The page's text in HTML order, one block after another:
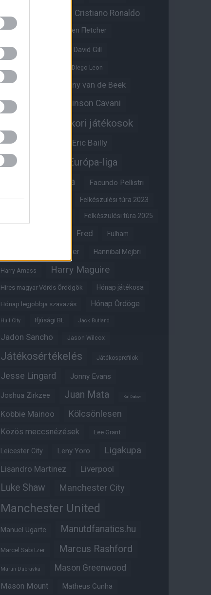
Cristiano Ronaldo
Crystal Palace Darren Fletcher
David De Gea David Gill
Diego Leon
Diogo Dalot
Donny van de Beek
Ed Woodward
Edinson Cavani
Egykori játékosok
Érdekességek Eric Bailly
Erik ten Hag Európa-liga
FA-kupa Facundo Pellistri
Felkészülési túra 2022 Felkészülési túra 2023
Felkészülési túra 2025
Fred Fulham
Glazer Hannibal Mejbri
Harry Amass Harry Maguire
Híres magyar Vörös Ördögök Hónap játékosa
Hónap legjobbja szavazás Hónap Ördöge
Hull City Ifjúsági BL Jack Butland
Jadon Sancho Jason Wilcox
Játékosértékelés Játékosprofilok
Jesse Lingard Jonny Evans
Joshua Zirkzee Juan Mata Karl Darlow
Kobbie Mainoo Kölcsönlesen
Közös meccsnézések Lee Grant
Leicester City Leny Yoro Ligakupa
Lisandro Martinez Liverpool
Luke Shaw Manchester City
Manchester United
Manuel Ugarte Manutdfanatics.hu
Marcel Sabitzer Marcus Rashford
Martin Dubravka Mason Greenwood
Mason Mount Matheus Cunha